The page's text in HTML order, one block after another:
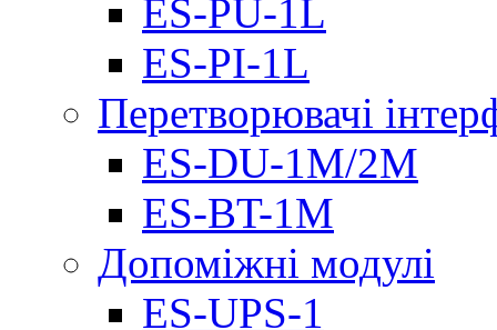
ES-PU-1L
ES-PI-1L
Перетворювачі
ES-DU-1M/2M
ES-BT-1M
Допоміжні модулі
ES-UPS-1